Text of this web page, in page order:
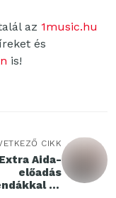
az 1music.hu
és
is!
CIKK
Extra Aida-
előadás
az